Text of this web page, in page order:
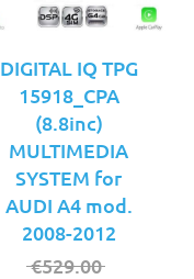
DIGITAL IQ TPG
15918_CPA
(8.8inc)
MULTIMEDIA
SYSTEM for
AUDI A4 mod.
2008-2012
€529.00